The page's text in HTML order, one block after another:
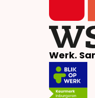
Werk.